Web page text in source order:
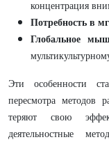
концентрация
Потребность в
Глобальное
Эти особенности
пересмотра методов
теряют свою
деятельностные